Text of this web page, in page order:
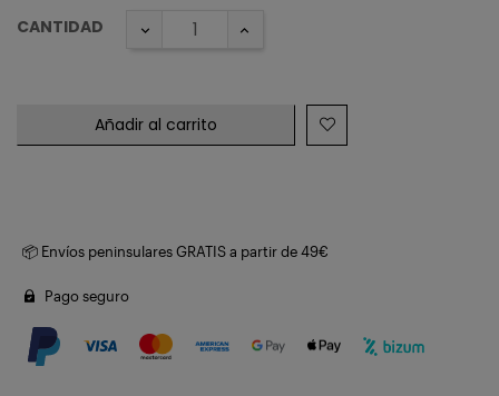
CANTIDAD
Añadir al carrito
📦 Envíos peninsulares GRATIS a partir de 49€
Pago seguro